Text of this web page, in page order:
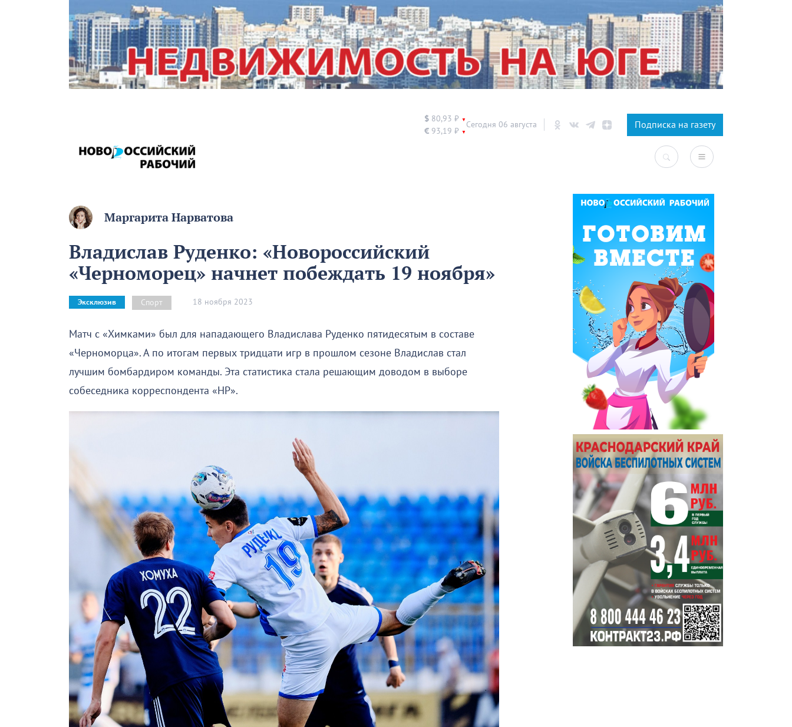
$ 80,93 ₽ ▼
€ 93,19 ₽ ▼
Сегодня 06 августа Подписка на газету
Маргарита Нарватова
Владислав Руденко: «Новороссийский
«Черноморец» начнет побеждать 19 ноября»
Эксклюзив Спорт 18 ноября 2023
Матч с «Химками» был для нападающего Владислава Руденко пятидесятым в составе
«Черноморца». А по итогам первых тридцати игр в прошлом сезоне Владислав стал
лучшим бомбардиром команды. Эта статистика стала решающим доводом в выборе
собеседника корреспондента «НР».